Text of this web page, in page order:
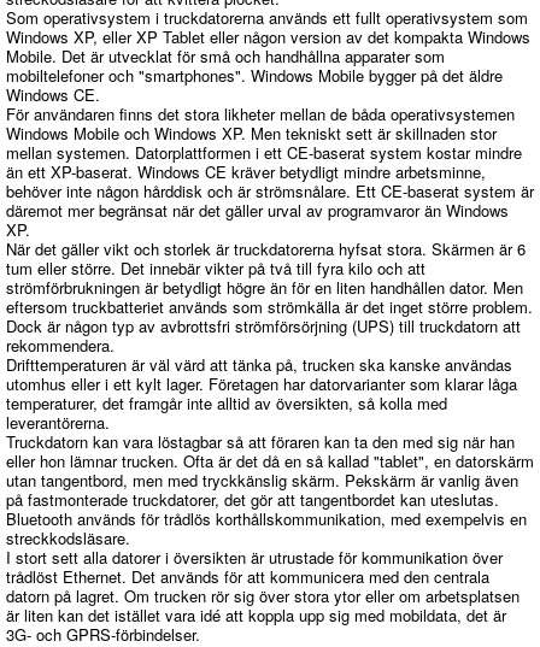
Som operativsystem i truckdatorerna används ett fullt operativsystem som
Windows XP, eller XP Tablet eller någon version av det kompakta Windows
Mobile. Det är utvecklat för små och handhållna apparater som
mobiltelefoner och "smartphones". Windows Mobile bygger på det äldre
Windows CE.
För användaren finns det stora likheter mellan de båda operativsystemen
Windows Mobile och Windows XP. Men tekniskt sett är skillnaden stor
mellan systemen. Datorplattformen i ett CE-baserat system kostar mindre
än ett XP-baserat. Windows CE kräver betydligt mindre arbetsminne,
behöver inte någon hårddisk och är strömsnålare. Ett CE-baserat system är
däremot mer begränsat när det gäller urval av programvaror än Windows
XP.
När det gäller vikt och storlek är truckdatorerna hyfsat stora. Skärmen är 6
tum eller större. Det innebär vikter på två till fyra kilo och att
strömförbrukningen är betydligt högre än för en liten handhållen dator. Men
eftersom truckbatteriet används som strömkälla är det inget större problem.
Dock är någon typ av avbrottsfri strömförsörjning (UPS) till truckdatorn att
rekommendera.
Drifttemperaturen är väl värd att tänka på, trucken ska kanske användas
utomhus eller i ett kylt lager. Företagen har datorvarianter som klarar låga
temperaturer, det framgår inte alltid av översikten, så kolla med
leverantörerna.
Truckdatorn kan vara löstagbar så att föraren kan ta den med sig när han
eller hon lämnar trucken. Ofta är det då en så kallad "tablet", en datorskärm
utan tangentbord, men med tryckkänslig skärm. Pekskärm är vanlig även
på fastmonterade truckdatorer, det gör att tangentbordet kan uteslutas.
Bluetooth används för trådlös korthållskommunikation, med exempelvis en
streckkodsläsare.
I stort sett alla datorer i översikten är utrustade för kommunikation över
trådlöst Ethernet. Det används för att kommunicera med den centrala
datorn på lagret. Om trucken rör sig över stora ytor eller om arbetsplatsen
är liten kan det istället vara idé att koppla upp sig med mobildata, det är
3G- och GPRS-förbindelser.